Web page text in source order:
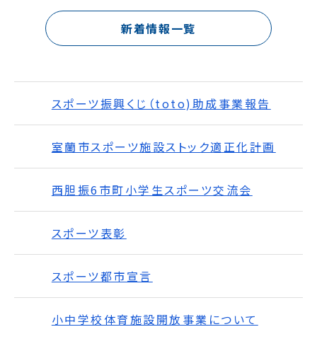
新着情報一覧
スポーツ振興くじ（toto)助成事業報告
室蘭市スポーツ施設ストック適正化計画
西胆振6市町小学生スポーツ交流会
スポーツ表彰
スポーツ都市宣言
小中学校体育施設開放事業について